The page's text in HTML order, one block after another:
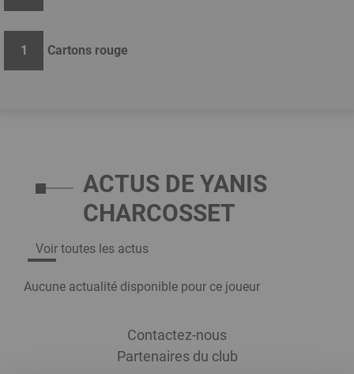
1 Cartons rouge
ACTUS DE YANIS
CHARCOSSET
Voir toutes les actus
Aucune actualité disponible pour ce joueur
Menu
Footer
Contactez-nous
Partenaires du club